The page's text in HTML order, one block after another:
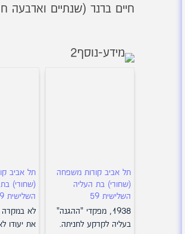
חיים ברנר (שנתיים וארבעה
תל אביב קורות משפחה
(שחורי) בת העליה
השלישית 59
1938, מפקדי "ההגנה"
בעליה לקרקע לחניתה.
תל אביב
(שחורי)
השלישית 59א
לא במקרה
את יעודו